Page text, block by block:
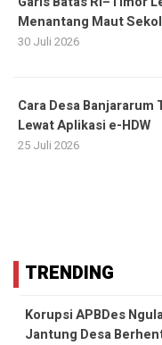
Menantang Maut
30 Juli 2026
Cara Desa
Lewat Aplikasi e-HDW
25 Juli 2026
TRENDING
Korupsi APBDes
Jantung Desa